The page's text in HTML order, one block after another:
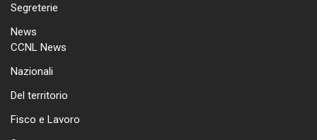
Segreterie
News
CCNL News
Nazionali
Del territorio
Fisco e Lavoro